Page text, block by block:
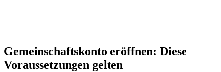
Gemeinschaftskonto eröffnen: Diese
Voraussetzungen gelten